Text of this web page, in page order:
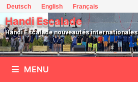
Passer
au
contenu
Deutsch English Français
Handi Escalade
Handi Escalade nouveautés internationales
MENU